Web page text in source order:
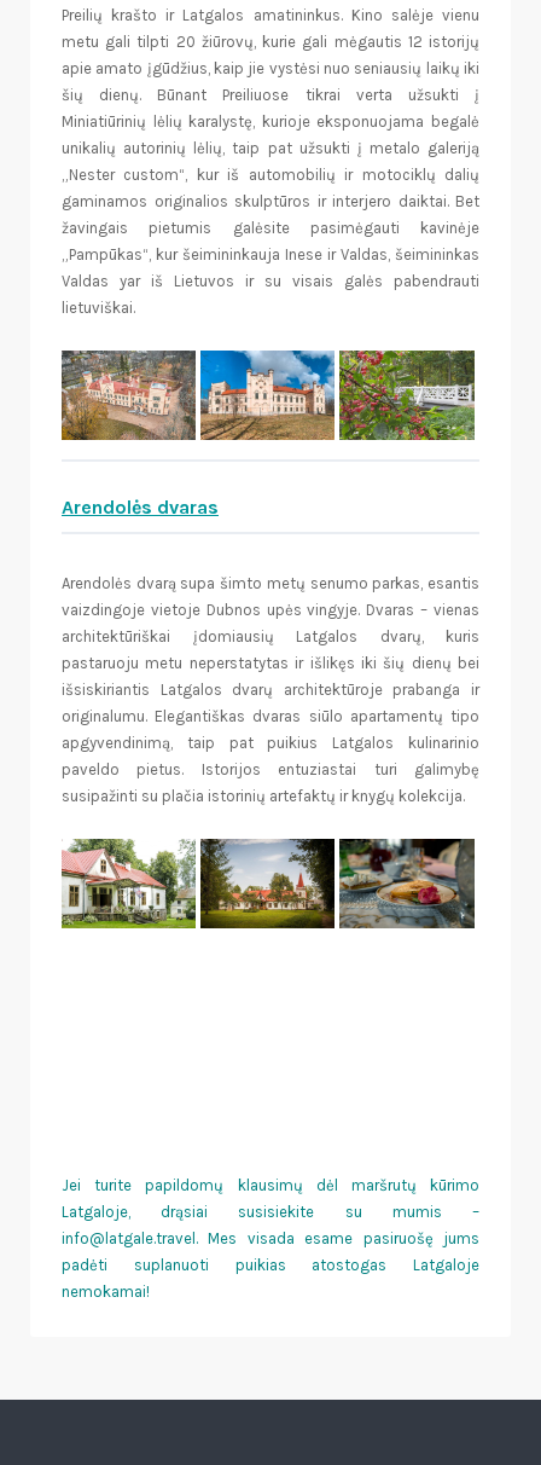
Preilių krašto ir Latgalos amatininkus. Kino salėje vienu
metu gali tilpti 20 žiūrovų, kurie gali mėgautis 12 istorijų
apie amato įgūdžius, kaip jie vystėsi nuo seniausių laikų iki
šių dienų. Būnant Preiliuose tikrai verta užsukti į
Miniatiūrinių lėlių karalystę, kurioje eksponuojama begalė
unikalių autorinių lėlių, taip pat užsukti į metalo galeriją
„Nester custom“, kur iš automobilių ir motociklų dalių
gaminamos originalios skulptūros ir interjero daiktai. Bet
žavingais pietumis galėsite pasimėgauti kavinėje
„Pampūkas“, kur šeimininkauja Inese ir Valdas, šeimininkas
Valdas yar iš Lietuvos ir su visais galės pabendrauti
lietuviškai.
Arendolės dvaras
Arendolės dvarą supa šimto metų senumo parkas, esantis
vaizdingoje vietoje Dubnos upės vingyje. Dvaras – vienas
architektūriškai įdomiausių Latgalos dvarų, kuris
pastaruoju metu neperstatytas ir išlikęs iki šių dienų bei
išsiskiriantis Latgalos dvarų architektūroje prabanga ir
originalumu. Elegantiškas dvaras siūlo apartamentų tipo
apgyvendinimą, taip pat puikius Latgalos kulinarinio
paveldo pietus. Istorijos entuziastai turi galimybę
susipažinti su plačia istorinių artefaktų ir knygų kolekcija.
Jei turite papildomų klausimų dėl maršrutų kūrimo
Latgaloje, drąsiai susisiekite su mumis –
info@latgale.travel. Mes visada esame pasiruošę jums
padėti suplanuoti puikias atostogas Latgaloje
nemokamai!